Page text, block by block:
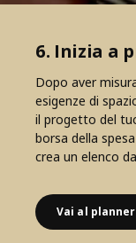
6. Inizia a
Dopo aver
esigenze di
il progetto del
borsa della
crea un elenco
Vai al planner